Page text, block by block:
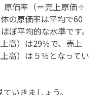
原価率（＝売上原価÷
の原価率は平均で60
ぼ平均的な水準です。
高）は29％で、売上
高）は５％となってい
いきましょう。